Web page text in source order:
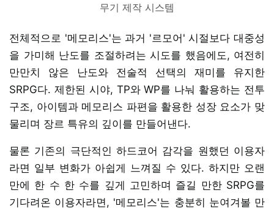
무기 제작 시스템
전체적으로 '메모리스'는 과거 '르모어' 시절보다 대중성
을 가미해 난도를 조절하려는 시도를 했음에도, 여전히
만만치 않은 난도와 전술적 선택의 재미를 유지한
SRPG다. 제한된 시야, TP와 WP를 나눠 활용하는 전투
구조, 아이템과 메모리스 파편을 활용한 성장 요소가 맞
물리며 장르 특유의 깊이를 만들어낸다.
물론 기존의 극단적인 하드코어 감각을 원했던 이용자
라면 일부 변화가 아쉽게 느껴질 수 있다. 하지만 오랜
만에 한 수 한 수를 깊게 고민하며 즐길 만한 SRPG를
기다려온 이용자라면, '메모리스'는 충분히 눈여겨볼 만